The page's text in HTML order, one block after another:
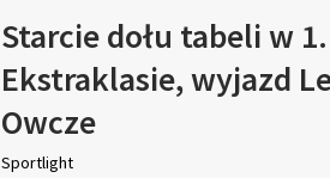
Starcie dołu tabeli w
Ekstraklasie, wyjazd
Owcze
Sportlight